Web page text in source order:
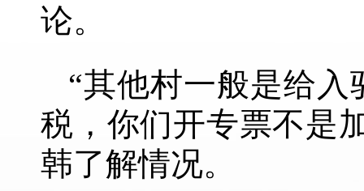
论。
“其他村一般是给
税，你们开专票不是
韩了解情况。